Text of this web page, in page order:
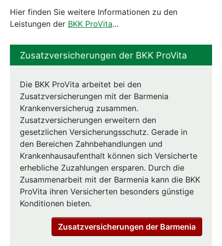
Hier finden Sie weitere Informationen zu den
Leistungen der BKK ProVita...
Zusatzversicherungen der BKK ProVita
Die BKK ProVita arbeitet bei den
Zusatzversicherungen mit der Barmenia
Krankenversicherug zusammen.
Zusatzversicherungen erweitern den
gesetzlichen Versicherungsschutz. Gerade in
den Bereichen Zahnbehandlungen und
Krankenhausaufenthalt können sich Versicherte
erhebliche Zuzahlungen ersparen. Durch die
Zusammenarbeit mit der Barmenia kann die BKK
ProVita ihren Versicherten besonders günstige
Konditionen bieten.
Zusatzversicherungen der Barmenia